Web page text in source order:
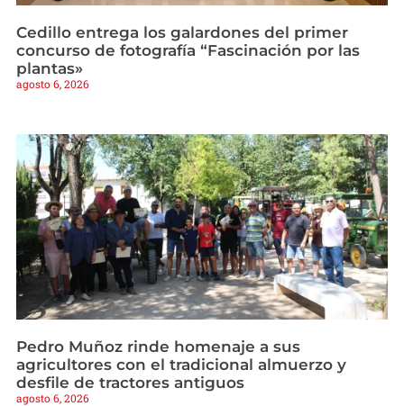
Cedillo entrega los galardones del primer
concurso de fotografía “Fascinación por las
plantas»
agosto 6, 2026
Pedro Muñoz rinde homenaje a sus
agricultores con el tradicional almuerzo y
desfile de tractores antiguos
agosto 6, 2026